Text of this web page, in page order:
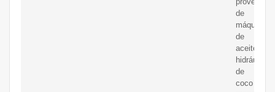
de
máquinas
de
aceite
hidráulico
de
coco